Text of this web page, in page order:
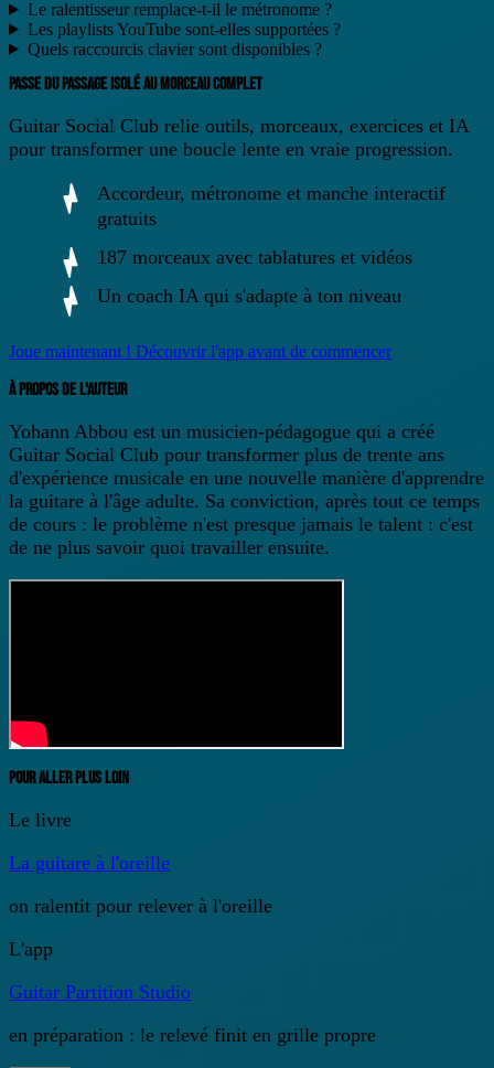
Le ralentisseur remplace-t-il le métronome ?
Les playlists YouTube sont-elles supportées ?
Quels raccourcis clavier sont disponibles ?
PASSE DU PASSAGE ISOLÉ AU MORCEAU COMPLET
Guitar Social Club relie outils, morceaux, exercices et IA
pour transformer une boucle lente en vraie progression.
Accordeur, métronome et manche interactif
gratuits
187 morceaux avec tablatures et vidéos
Un coach IA qui s'adapte à ton niveau
Joue maintenant ! Découvrir l'app avant de commencer
À PROPOS DE L'AUTEUR
Yohann Abbou est un musicien-pédagogue qui a créé
Guitar Social Club pour transformer plus de trente ans
d'expérience musicale en une nouvelle manière d'apprendre
la guitare à l'âge adulte. Sa conviction, après tout ce temps
de cours : le problème n'est presque jamais le talent : c'est
de ne plus savoir quoi travailler ensuite.
POUR ALLER PLUS LOIN
Le livre
La guitare à l'oreille
on ralentit pour relever à l'oreille
L'app
Guitar Partition Studio
en préparation : le relevé finit en grille propre